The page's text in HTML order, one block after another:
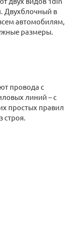
Двухблочный в
автомобилям,
размеры.
провода с
линий – с
простых правил
строя.